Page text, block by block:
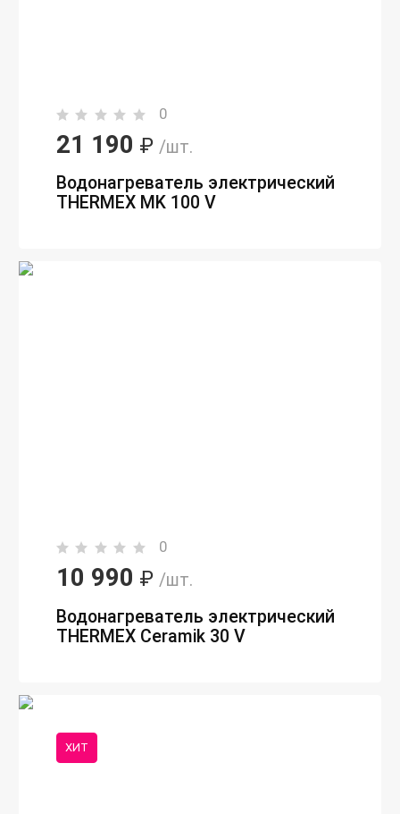
0
21 190 ₽ /шт.
Водонагреватель электрический
THERMEX MK 100 V
0
10 990 ₽ /шт.
Водонагреватель электрический
THERMEX Ceramik 30 V
ХИТ